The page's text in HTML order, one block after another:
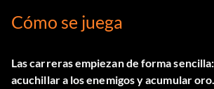
Cómo se juega
Las carreras empiezan de forma
acuchillar a los enemigos y acumular